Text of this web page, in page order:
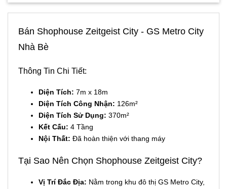
Bán Shophouse Zeitgeist City - GS Metro City
Nhà Bè
Thông Tin Chi Tiết:
Diện Tích: 7m x 18m
Diện Tích Công Nhận: 126m²
Diện Tích Sử Dụng: 370m²
Kết Cấu: 4 Tầng
Nội Thất: Đã hoàn thiện với thang máy
Tại Sao Nên Chọn Shophouse Zeitgeist City?
Vị Trí Đắc Địa: Nằm trong khu đô thị GS Metro City,